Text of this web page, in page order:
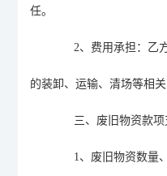
任。
2、 费用承担：乙
的装卸、运输、清场等相
三、废旧物资款项
1、 废旧物资数量